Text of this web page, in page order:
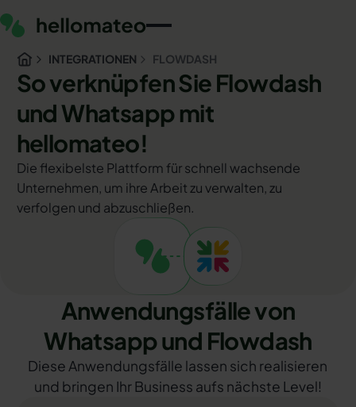
INTEGRATIONEN FLOWDASH
So verknüpfen Sie Flowdash
und Whatsapp mit
hellomateo!
Die flexibelste Plattform für schnell wachsende
Unternehmen, um ihre Arbeit zu verwalten, zu
verfolgen und abzuschließen.
Anwendungsfälle von
Whatsapp und Flowdash
Diese Anwendungsfälle lassen sich realisieren
und bringen Ihr Business aufs nächste Level!